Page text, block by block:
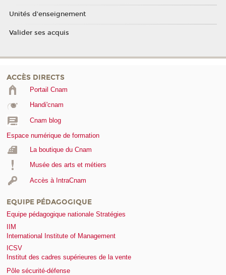
Unités d'enseignement
Valider ses acquis
ACCÈS DIRECTS
Portail Cnam
Handi'cnam
Cnam blog
Espace numérique de formation
La boutique du Cnam
Musée des arts et métiers
Accès à IntraCnam
EQUIPE PÉDAGOGIQUE
Equipe pédagogique nationale Stratégies
IIM
International Institute of Management
ICSV
Institut des cadres supérieures de la vente
Pôle sécurité-défense